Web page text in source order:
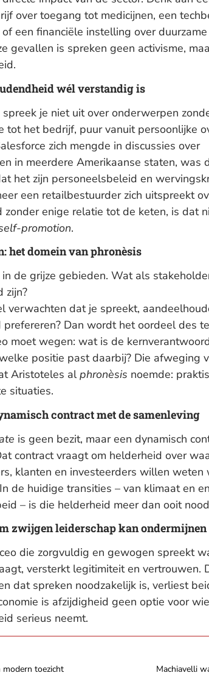
over toegang tot medicijnen, een
een financiële instelling over duurzame
gevallen is spreken geen activisme,
wél verstandig is
je niet uit over onderwerpen
tot het bedrijf, puur vanuit persoonlijke
zich mengde in discussies over
in meerdere Amerikaanse staten, was
het zijn personeelsbeleid en
een retailbestuurder zich uitspreekt
enige relatie tot de keten, is dat
promotion.
het domein van phronèsis
de grijze gebieden. Wat als
zijn?
verwachten dat je spreekt,
Dan wordt het oordeel des te
moet wegen: wat is de
positie past daarbij? Die afweging
Aristoteles alphronèsis noemde:
situaties.
contract met de samenleving
is geen bezit, maar een dynamisch
contract vraagt om helderheid over
klanten en investeerders willen weten
de huidige transities – van klimaat en
– is die helderheid meer dan ooit
zwijgen leiderschap kan ondermijnen
die zorgvuldig en gewogen spreekt
versterkt legitimiteit en vertrouwen.
dat spreken noodzakelijk is, verliest
is afzijdigheid geen optie voor wie
serieus neemt.
modern toezicht Machiavelli